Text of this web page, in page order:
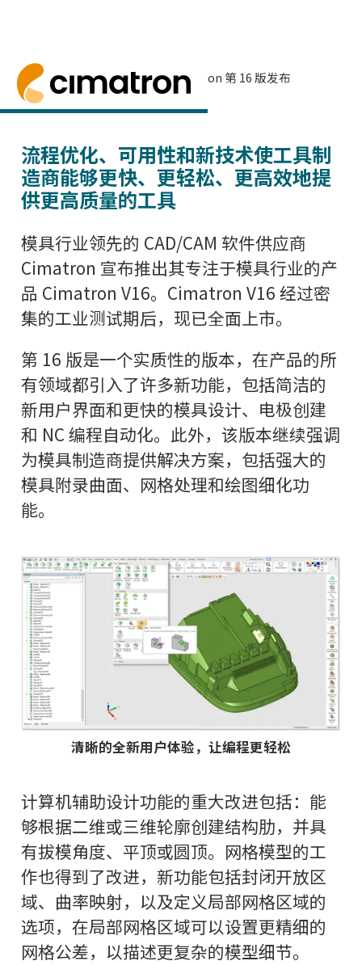
首页 > 新闻与事件 >新闻> Cimatron 第 16 版发布
Cimatron 发布了 Cimatron V16，这是一款专
Cimatron 第 16 版发布
流程优化、可用性和新技术使工具制
造商能够更快、更轻松、更高效地提
供更高质量的工具
模具行业领先的 CAD/CAM 软件供应商
Cimatron 宣布推出其专注于模具行业的产
品 Cimatron V16。Cimatron V16 经过密
集的工业测试期后，现已全面上市。
第 16 版是一个实质性的版本，在产品的所
有领域都引入了许多新功能，包括简洁的
新用户界面和更快的模具设计、电极创建
和 NC 编程自动化。此外，该版本继续强调
为模具制造商提供解决方案，包括强大的
模具附录曲面、网格处理和绘图细化功
能。
清晰的全新用户体验，让编程更轻松
计算机辅助设计功能的重大改进包括：能
够根据二维或三维轮廓创建结构肋，并具
有拔模角度、平顶或圆顶。网格模型的工
作也得到了改进，新功能包括封闭开放区
域、曲率映射，以及定义局部网格区域的
选项，在局部网格区域可以设置更精细的
网格公差，以描述更复杂的模型细节。